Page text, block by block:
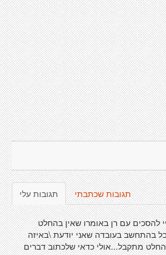
תגובות עלי תגובות שכתבתי
להסכים עם רן באומרו שאין בהחלט
בהתחשב בעובדה שאני יודעת \באיזה
מתקבל...אולי כדאי שלכתוב דברים